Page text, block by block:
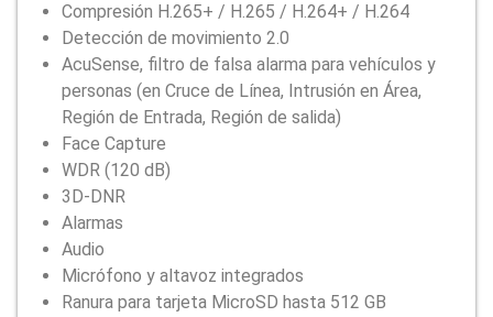
Compresión H.265+ / H.265 / H.264+ / H.264
Detección de movimiento 2.0
AcuSense, filtro de falsa alarma para vehículos y
personas (en Cruce de Línea, Intrusión en Área,
Región de Entrada, Región de salida)
Face Capture
WDR (120 dB)
3D-DNR
Alarmas
Audio
Micrófono y altavoz integrados
Ranura para tarjeta MicroSD hasta 512 GB